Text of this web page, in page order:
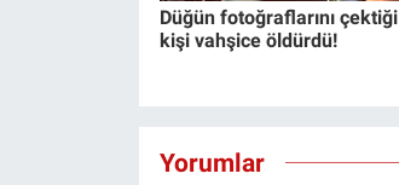
Düğün fotoğraflarını çektiği
kişi vahşice öldürdü!
Yorumlar